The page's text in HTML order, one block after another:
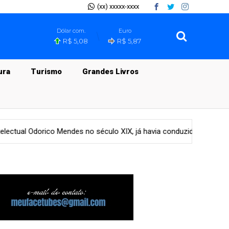
(xx) xxxxx-xxxx
Dólar com.
R$ 5,08
Euro
R$ 5,87
Turismo Grandes Livros
XIX, já havia conduzido Homero ao território da língua portuguesa